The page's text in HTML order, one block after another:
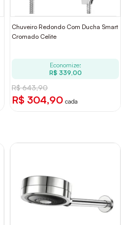
Chuveiro Redondo Com Ducha Smart
Cromado Celite
Economize:
R$ 339,00
R$ 643,90
R$ 304,90 cada